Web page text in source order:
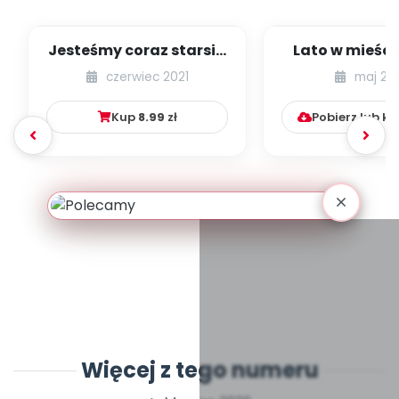
Jesteśmy coraz starsi -
zestaw
czerwiec 2021
Kup 8.99 zł
Lato w
dzieci
numer
maj
Pobierz lub
Więcej z tego numeru